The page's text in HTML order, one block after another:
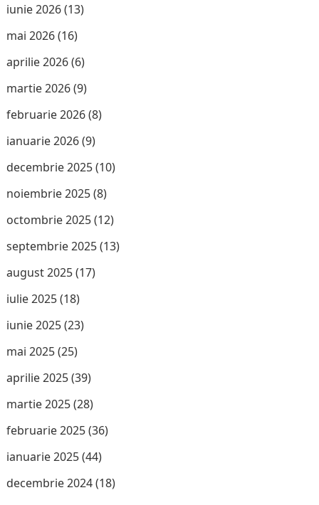
iunie 2026(13)
mai 2026(16)
aprilie 2026(6)
martie 2026(9)
februarie 2026(8)
ianuarie 2026(9)
decembrie 2025(10)
noiembrie 2025(8)
octombrie 2025(12)
septembrie 2025(13)
august 2025(17)
iulie 2025(18)
iunie 2025(23)
mai 2025(25)
aprilie 2025(39)
martie 2025(28)
februarie 2025(36)
ianuarie 2025(44)
decembrie 2024(18)